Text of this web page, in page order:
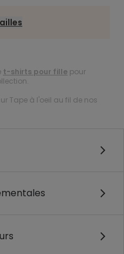
t-shirts pour fille pour
Tape à l'oeil au fil de nos